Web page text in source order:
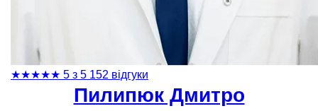
★★★★★ 5 з 5 152 відгуки
Пилипюк Дмитро